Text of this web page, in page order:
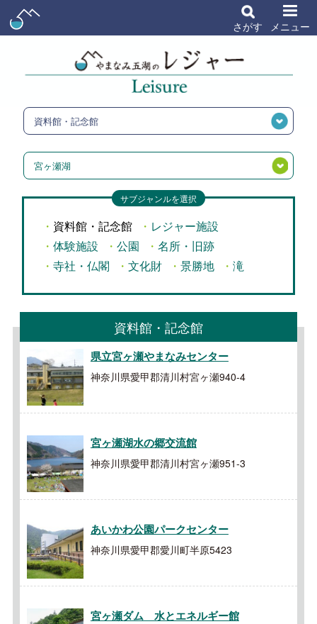
さがす メニュー
資料館・記念館
宮ヶ瀬湖
サブジャンルを選択
資料館・記念館
レジャー施設
体験施設
公園
名所・旧跡
寺社・仏閣
文化財 景勝地 滝
資料館・記念館
県立宮ヶ瀬やまなみセンター
神奈川県愛甲郡清川村宮ヶ瀬940-4
宮ヶ瀬湖水の郷交流館
神奈川県愛甲郡清川村宮ヶ瀬951-3
あいかわ公園パークセンター
神奈川県愛甲郡愛川町半原5423
宮ヶ瀬ダム 水とエネルギー館